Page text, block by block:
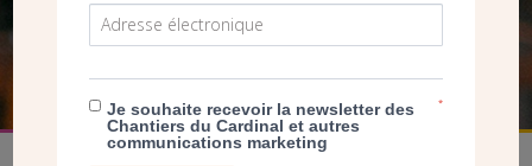
FAIRE UN DON
Je souhaite recevoir la newsletter des
Chantiers du Cardinal et autres
communications marketing
*